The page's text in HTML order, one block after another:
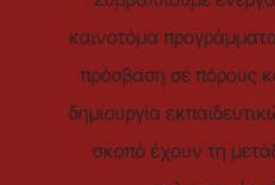
καινοτόμα
πρόσβαση σε πόρους
δημιουργία
σκοπό έχουν τη